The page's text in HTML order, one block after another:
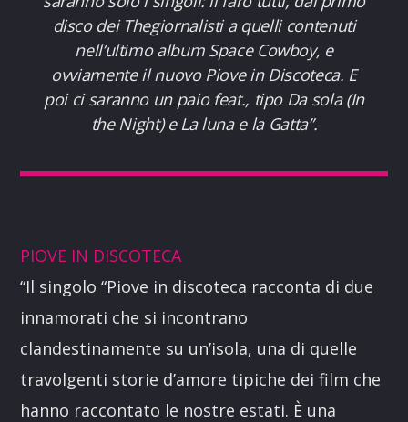
disco dei Thegiornalisti a quelli contenuti
nell’ultimo album Space Cowboy, e
ovviamente il nuovo Piove in Discoteca. E
poi ci saranno un paio feat., tipo Da sola (In
the Night) e La luna e la Gatta”.
PIOVE IN DISCOTECA
“Il singolo “Piove in discoteca racconta di due
innamorati che si incontrano
clandestinamente su un’isola, una di quelle
travolgenti storie d’amore tipiche dei film che
hanno raccontato le nostre estati. È una